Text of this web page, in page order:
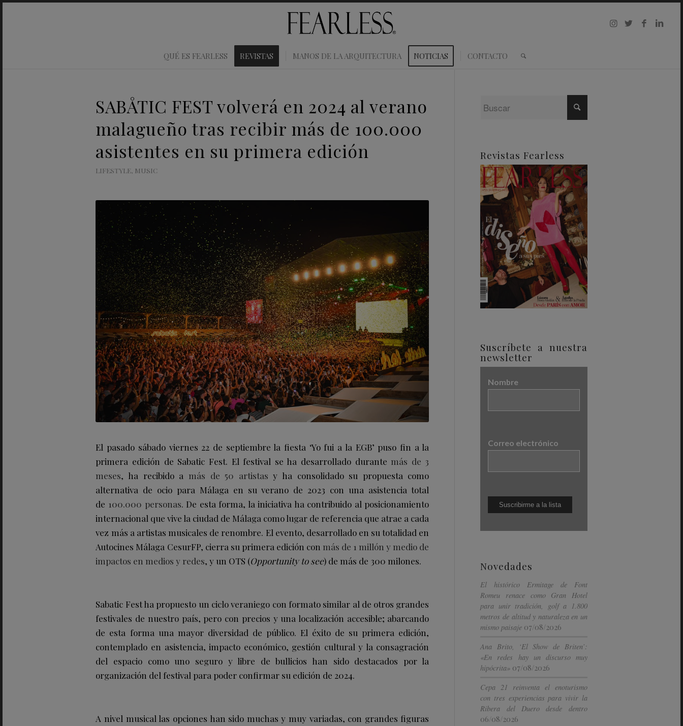
QUÉ ES FEARLESS REVISTAS MANOS DE LA ARQUITECTURA NOTICIAS CONTACTO
SABÅTIC FEST volverá en 2024 al verano
malagueño tras recibir más de 100.000
asistentes en su primera edición
LIFESTYLE, MUSIC
El pasado sábado viernes 22 de septiembre la fiesta ‘Yo fui a la EGB’ puso fin a la
primera edición de Sabatic Fest. El festival se ha desarrollado durante más de 3
meses, ha recibido a más de 50 artistasy ha consolidado su propuesta como
alternativa de ocio para Málaga en su verano de 2023 con una asistencia total
de 100.000 personas. De esta forma, la iniciativa ha contribuido al posicionamiento
internacional que vive la ciudad de Málaga como lugar de referencia que atrae a cada
vez más a artistas musicales de renombre. El evento, desarrollado en su totalidad en
Autocines Málaga CesurFP, cierra su primera edición con más de 1 millón y medio de
impactos en medios y redes, y un OTS (Opportunity to see) de más de 300 milones.
Sabatic Fest ha propuesto un ciclo veraniego con formato similar al de otros grandes
festivales de nuestro país, pero con precios y una localización accesible; abarcando
de esta forma una mayor diversidad de público. El éxito de su primera edición,
contemplado en asistencia, impacto económico, gestión cultural y la consagración
del espacio como uno seguro y libre de bullicios han sido destacados por la
organización del festival para poder confirmar su edición de 2024.
A nivel musical las opciones han sido muchas y muy variadas, con grandes figuras
Revistas Fearless
Suscríbete a nuestra
newsletter
Nombre
Correo electrónico
Novedades
El histórico Ermitage de Font
Romeu renace como Gran Hotel
para unir tradición, golf a 1.800
metros de altitud y naturaleza en un
mismo paisaje 07/08/2026
Ana Brito, ‘El Show de Briten’:
«En redes hay un discurso muy
hipócrita» 07/08/2026
Cepa 21 reinventa el enoturismo
con tres experiencias para vivir la
Ribera del Duero desde dentro
06/08/2026